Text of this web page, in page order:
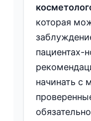
которая
пациентах-
начинать с